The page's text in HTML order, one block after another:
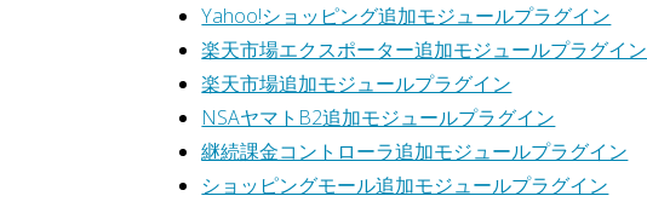
Yahoo!ショッピング追加モジュールプラグイン
楽天市場エクスポーター追加モジュールプラグイン
楽天市場追加モジュールプラグイン
NSAヤマトB2追加モジュールプラグイン
継続課金コントローラ追加モジュールプラグイン
ショッピングモール追加モジュールプラグイン